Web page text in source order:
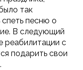
так
песню о
В следующий
реабилитации с
подарить свои